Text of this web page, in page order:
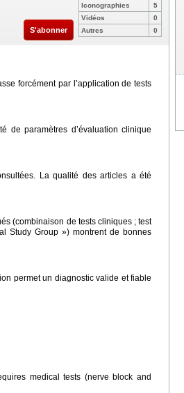
S'abonner
Iconographies
5
Vidéos
0
Autres
0
forcément par l’application de tests
de paramètres d’évaluation clinique
La qualité des articles a été
(combinaison de tests cliniques ; test
Study Group ») montrent de bonnes
permet un diagnostic valide et fiable
medical tests (nerve block and